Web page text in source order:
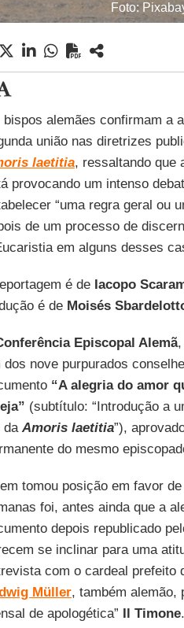
Foto:
bispos alemães confirmam a
união nas diretrizes
laetitia, ressaltando que
provocando um intenso
“uma regra geral ou
de um processo de
em alguns desses
é de Iacopo
é de Moisés
Episcopal Alemã,
dos nove purpurados
“A alegria do amor
(subtítulo: “Introdução a
da Amoris laetitia”),
do mesmo
tomou posição em favor
foi, antes ainda que a
depois republicado
se inclinar para uma
com o cardeal prefeito
Müller, também alemão,
de apologética” Il Timone.